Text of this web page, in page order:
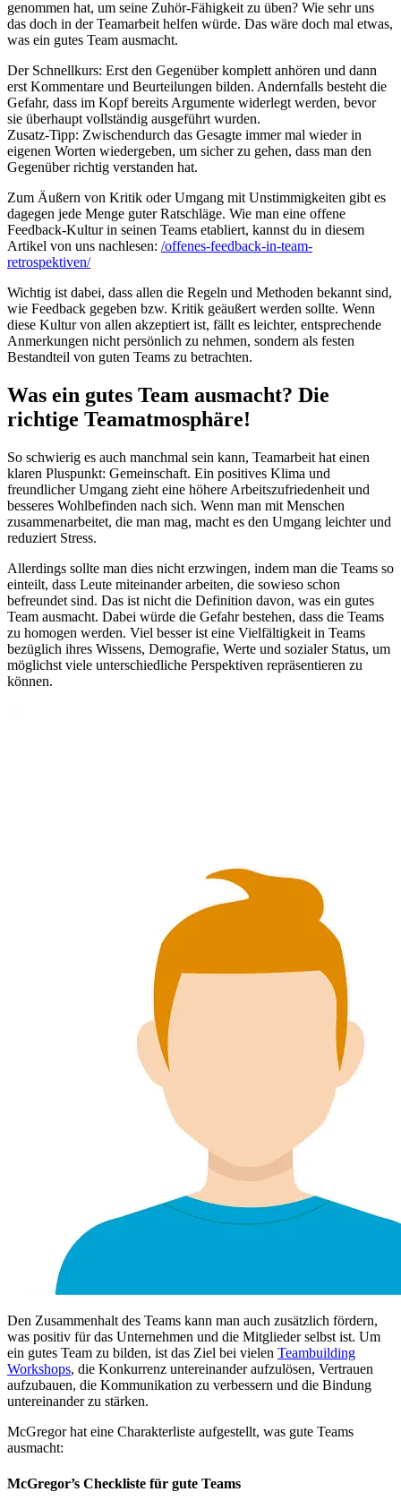
genommen hat, um seine Zuhör-Fähigkeit zu üben? Wie sehr uns
das doch in der Teamarbeit helfen würde. Das wäre doch mal etwas,
was ein gutes Team ausmacht.
Der Schnellkurs: Erst den Gegenüber komplett anhören und dann
erst Kommentare und Beurteilungen bilden. Andernfalls besteht die
Gefahr, dass im Kopf bereits Argumente widerlegt werden, bevor
sie überhaupt vollständig ausgeführt wurden.
Zusatz-Tipp: Zwischendurch das Gesagte immer mal wieder in
eigenen Worten wiedergeben, um sicher zu gehen, dass man den
Gegenüber richtig verstanden hat.
Zum Äußern von Kritik oder Umgang mit Unstimmigkeiten gibt es
dagegen jede Menge guter Ratschläge. Wie man eine offene
Feedback-Kultur in seinen Teams etabliert, kannst du in diesem
Artikel von uns nachlesen: /offenes-feedback-in-team-
retrospektiven/
Wichtig ist dabei, dass allen die Regeln und Methoden bekannt sind,
wie Feedback gegeben bzw. Kritik geäußert werden sollte. Wenn
diese Kultur von allen akzeptiert ist, fällt es leichter, entsprechende
Anmerkungen nicht persönlich zu nehmen, sondern als festen
Bestandteil von guten Teams zu betrachten.
Was ein gutes Team ausmacht? Die
richtige Teamatmosphäre!
So schwierig es auch manchmal sein kann, Teamarbeit hat einen
klaren Pluspunkt: Gemeinschaft. Ein positives Klima und
freundlicher Umgang zieht eine höhere Arbeitszufriedenheit und
besseres Wohlbefinden nach sich. Wenn man mit Menschen
zusammenarbeitet, die man mag, macht es den Umgang leichter und
reduziert Stress.
Allerdings sollte man dies nicht erzwingen, indem man die Teams so
einteilt, dass Leute miteinander arbeiten, die sowieso schon
befreundet sind. Das ist nicht die Definition davon, was ein gutes
Team ausmacht. Dabei würde die Gefahr bestehen, dass die Teams
zu homogen werden. Viel besser ist eine Vielfältigkeit in Teams
bezüglich ihres Wissens, Demografie, Werte und sozialer Status, um
möglichst viele unterschiedliche Perspektiven repräsentieren zu
können.
Den Zusammenhalt des Teams kann man auch zusätzlich fördern,
was positiv für das Unternehmen und die Mitglieder selbst ist. Um
ein gutes Team zu bilden, ist das Ziel bei vielen Teambuilding
Workshops, die Konkurrenz untereinander aufzulösen, Vertrauen
aufzubauen, die Kommunikation zu verbessern und die Bindung
untereinander zu stärken.
McGregor hat eine Charakterliste aufgestellt, was gute Teams
ausmacht:
McGregor’s Checkliste für gute Teams